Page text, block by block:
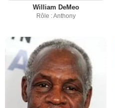
William DeMeo
Rôle : Anthony